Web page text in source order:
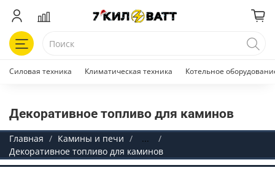
Силовая техника Климатическая техника Котельное
Декоративное топливо для каминов
Главная Камины и печи
...
Декоративное топливо для каминов